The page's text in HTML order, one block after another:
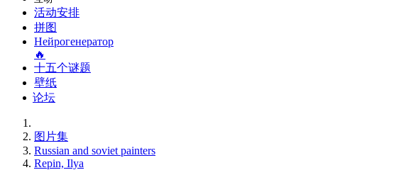
活动安排
拼图
Нейрогенератор
🔥
十五个谜题
壁纸
论坛
图片集
Russian and soviet painters
Repin, Ilya